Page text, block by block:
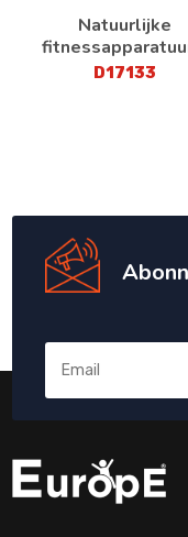
Natuurlijke
D17133